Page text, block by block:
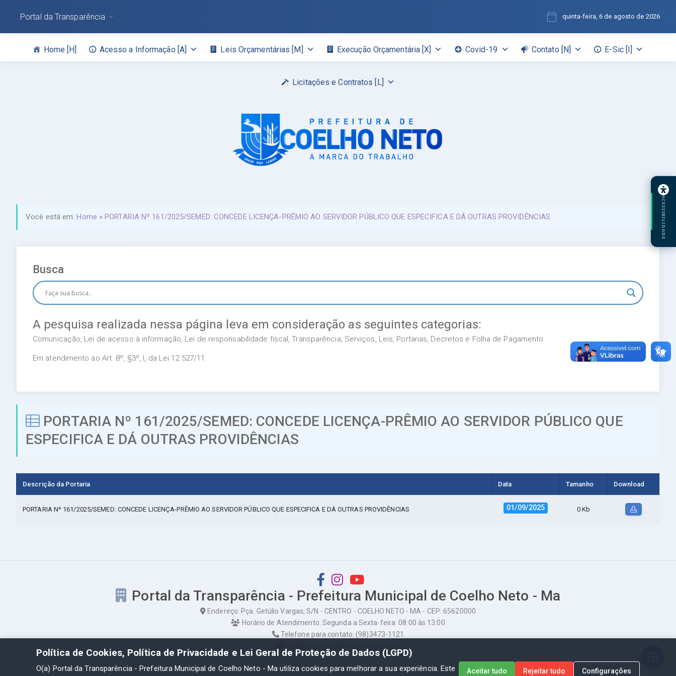
Home [H] Acesso a Informação [A] Leis Orçamentárias [M] Execução Orçamentária [X] Covid-19 Contato [N] E-Sic [I]
Licitações e Contratos [L]
Portal da Transparência quinta-feira, 6 de agosto de 2026
Você está em:Home »PORTARIA Nº 161/2025/SEMED: CONCEDE LICENÇA-PRÊMIO AO SERVIDOR PÚBLICO QUE ESPECIFICA E DÁ OUTRAS PROVIDÊNCIAS
Busca
A pesquisa realizada nessa página leva em consideração as seguintes categorias:
Comunicação, Lei de acesso à informação, Lei de responsabilidade fiscal, Transparência, Serviços, Leis, Portarias, Decretos e Folha de Pagamento.
Em atendimento ao Art. 8º, §3º, I, da Lei 12.527/11
PORTARIA Nº 161/2025/SEMED: CONCEDE LICENÇA-PRÊMIO AO SERVIDOR PÚBLICO QUE
ESPECIFICA E DÁ OUTRAS PROVIDÊNCIAS
Descrição da Portaria Data Tamanho Download
PORTARIA Nº 161/2025/SEMED: CONCEDE LICENÇA-PRÊMIO AO SERVIDOR PÚBLICO QUE ESPECIFICA E DÁ OUTRAS PROVIDÊNCIAS 01/09/2025 0 Kb
Portal da Transparência - Prefeitura Municipal de Coelho Neto - Ma
Endereço: Pça. Getúlio Vargas, S/N - CENTRO - COELHO NETO - MA - CEP: 65620000
Horário de Atendimento: Segunda a Sexta-feira: 08:00 às 13:00
Telefone para contato: (98)3473-1121
ACESSIBILIDADE
Política de Cookies, Política de Privacidade e Lei Geral de Proteção de Dados (LGPD)
O(a) Portal da Transparência - Prefeitura Municipal de Coelho Neto - Ma utiliza cookies para melhorar a sua experiência. Este
Aceitar tudo Rejeitar tudo Configurações